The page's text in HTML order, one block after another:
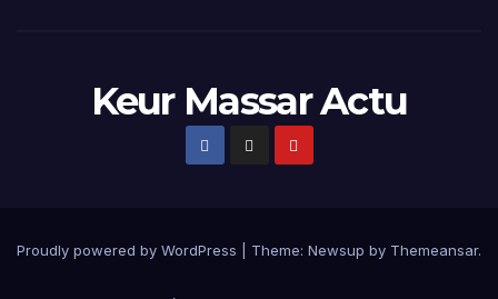
Keur Massar Actu
Proudly powered by WordPress Theme: Newsup by Themeansar.